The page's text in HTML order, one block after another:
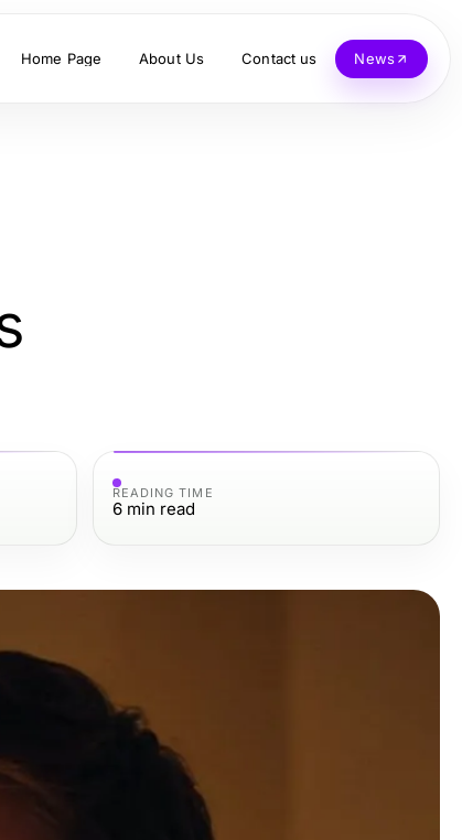
Home Page About Us Contact us News
READING TIME
6 min read